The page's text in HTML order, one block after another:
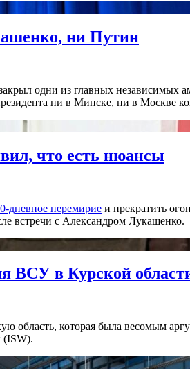
ни Путин
одни из главных
ни в Минске, ни в Москве
что есть нюансы
дневное перемирие и прекратить
встречи с Александром Лукашенко.
ВСУ в Курской
которая была весомым
(ISW).